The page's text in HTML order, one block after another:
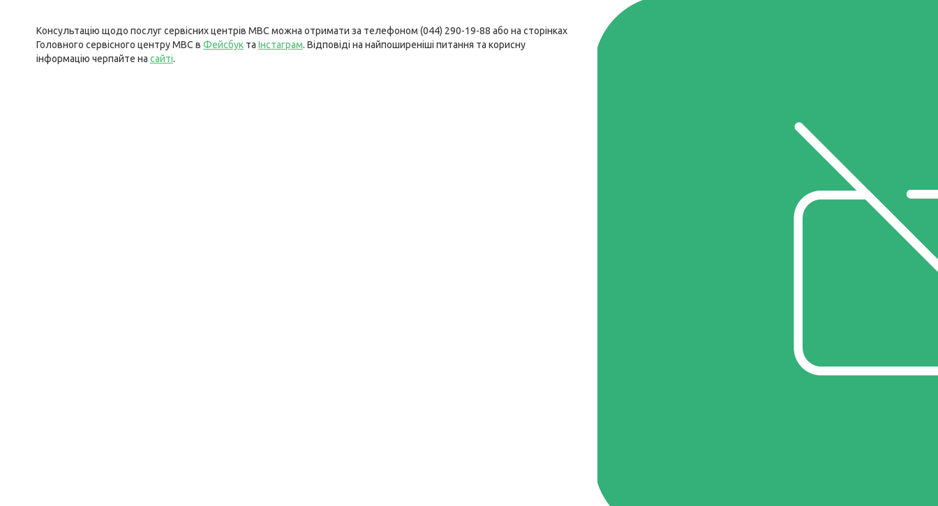
Консультацію щодо послуг сервісних центрів МВС можна отримати за телефоном (044) 290-19-88 або на сторінках
Головного сервісного центру МВС в Фейсбук та Інстаграм. Відповіді на найпоширеніші питання та корисну
інформацію черпайте на сайті.